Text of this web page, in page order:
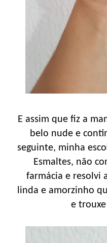
E assim que fiz a
belo nude e
seguinte, minha
Esmaltes, não
farmácia e resolvi
linda e amorzinho
e